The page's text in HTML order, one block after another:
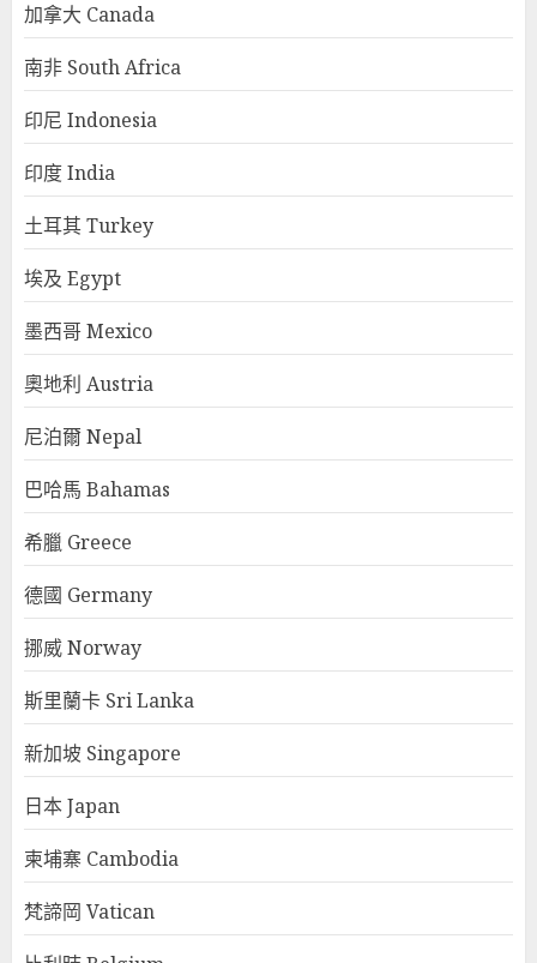
加拿大 Canada
南非 South Africa
印尼 Indonesia
印度 India
土耳其 Turkey
埃及 Egypt
墨西哥 Mexico
奧地利 Austria
尼泊爾 Nepal
巴哈馬 Bahamas
希臘 Greece
德國 Germany
挪威 Norway
斯里蘭卡 Sri Lanka
新加坡 Singapore
日本 Japan
柬埔寨 Cambodia
梵諦岡 Vatican